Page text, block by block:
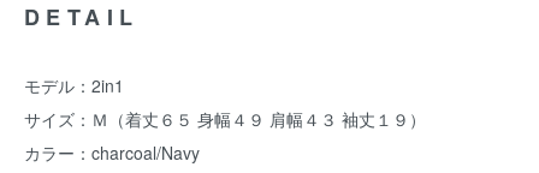
DETAIL
モデル：2in1
サイズ：Ｍ（着丈６５ 身幅４９ 肩幅４３ 袖丈１９）
カラー：charcoal/Navy